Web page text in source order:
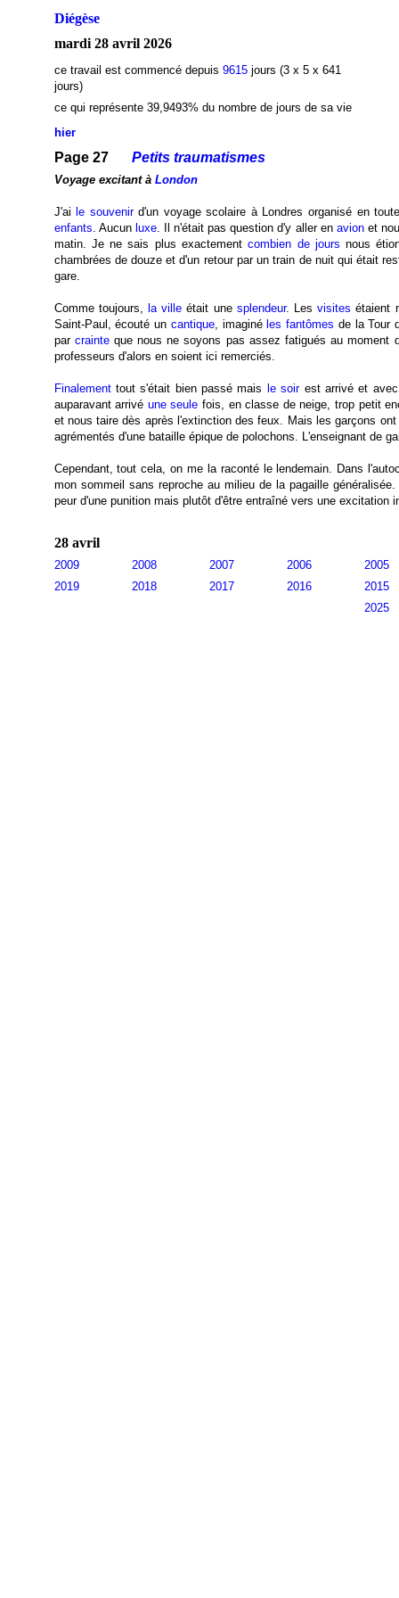
Diégèse
mardi 28 avril 2026
ce travail est commencé depuis 9615jours (3 x 5 x 641
jours)
ce qui représente 39,9493% du nombre de jours de sa vie
hier
Page 27 Petits traumatismes
Voyage excitant à London
J'ai le souvenird'un voyage scolaire à Londres organisé en
enfants. Aucun luxe. Il n'était pas question d'y aller en avionet
matin. Je ne sais plus exactementcombien de jours nous
chambrées de douze et d'un retour par un train de nuit qui était
gare.
Comme toujours, la ville était une splendeur. Lesvisites étaient
Saint-Paul, écouté un cantique, imaginé les fantômes de la Tour
par crainteque nous ne soyons pas assez fatigués au moment
professeurs d'alors en soient ici remerciés.
Finalementtout s'était bien passé mais le soirest arrivé et avec
auparavant arrivé une seule fois, en classe de neige, trop petit
et nous taire dès après l'extinction des feux. Mais les garçons
agrémentés d'une bataille épique de polochons. L'enseignant de
Cependant, tout cela, on me la raconté le lendemain. Dans
mon sommeil sans reproche au milieu de la pagaille
peur d'une punition mais plutôt d'être entraîné vers une excitation
28 avril
2009 2008 2007 2006
2005
2019
2018 2017 2016
2015
2025